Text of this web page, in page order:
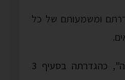
ומשמעותם של כל
מתקיימת "מכירה", כהגדרתה בסעיף 3